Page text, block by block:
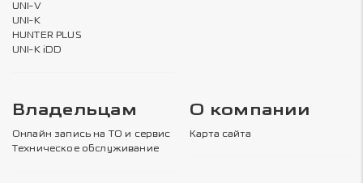
UNI-V
UNI-K
HUNTER PLUS
UNI-K iDD
Владельцам
Онлайн запись на ТО и сервис
Техническое обслуживание
О компании
Карта сайта